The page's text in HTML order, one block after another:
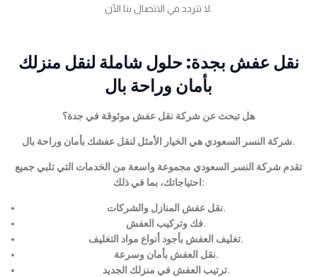
نقل عفش بجدة: حلول شاملة لنقل منزلك
بأمان وراحة بال
هل تبحث عن شركة نقل عفش موثوقة في جدة؟
شركة النسر السعودي هي الخيار الأمثل لنقل عفشك بأمان وراحة بال.
تقدم شركة النسر السعودي مجموعة واسعة من الخدمات التي تلبي جميع
احتياجاتك، بما في ذلك:
نقل عفش المنازل والشركات.
فك وتركيب العفش.
تغليف العفش بأجود أنواع مواد التغليف.
نقل العفش بأمان وسرعة.
ترتيب العفش في منزلك الجديد.